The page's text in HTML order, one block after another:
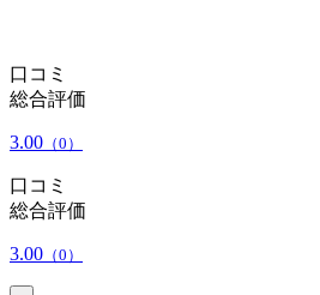
口コミ
総合評価
3.00 （0）
口コミ
総合評価
3.00 （0）